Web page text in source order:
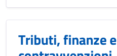
Tributi, finanze e